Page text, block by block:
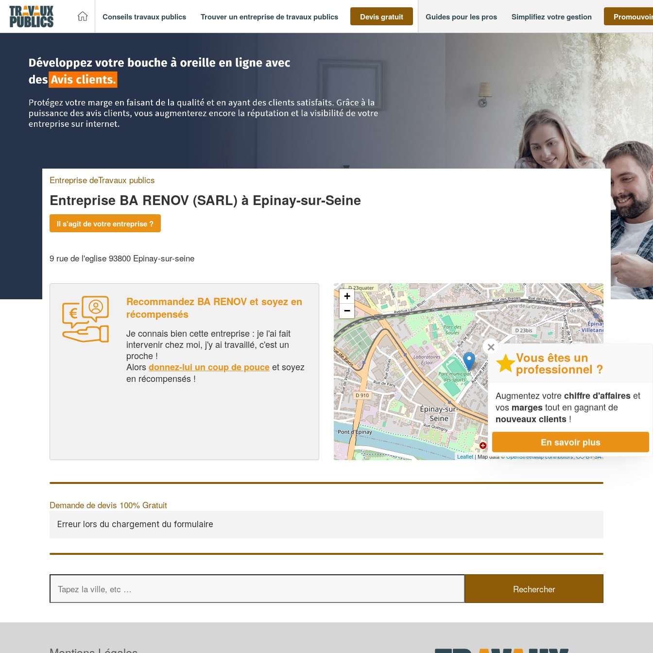
Conseils travaux publics Trouver un entreprise de travaux publics Devis gratuit Guides pour les pros Simplifiez votre gestion
Entreprise deTravaux publics
Entreprise BA RENOV (SARL) à Epinay-sur-Seine
Il s'agit de votre entreprise ?
9 rue de l'eglise 93800 Epinay-sur-seine
Recommandez BA RENOV et soyez en
récompensés
Je connais bien cette entreprise : je l'ai fait
intervenir chez moi, j'y ai travaillé, c'est un
proche !
Alorsdonnez-lui un coup de pouceet soyez
en récompensés !
+
−
Leaflet | Map data ©OpenStreetMap contributors,CC-BY-SA
Demande de devis 100% Gratuit
Erreur lors du chargement du formulaire
✕
Vous êtes un
professionnel ?
Augmentez votrechiffre d'affaireset
vos margestout en gagnant de
nouveaux clients !
En savoir plus